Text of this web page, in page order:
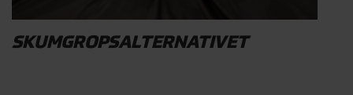
SKUMGROPSALTERNATIVET